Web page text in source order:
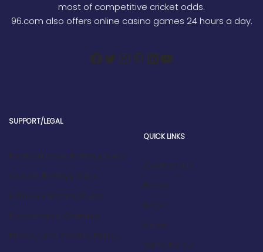
most of competitive cricket odds.
96.com also offers online casino games 24 hours a day.
SUPPORT/LEGAL
Football book Betting Rules
Cricket Betting Rules
Kabaddi Betting Rules
Responsible Gaming
Privacy and Cookie Policy
QUICK LINKS
Contact Us
Bonus
FAQs
News
Write For Us